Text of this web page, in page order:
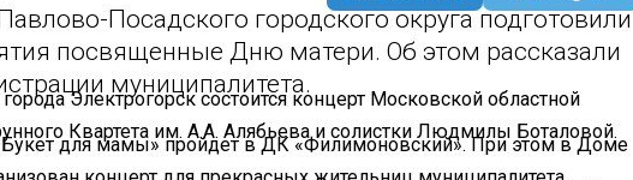
Посадского городского округа подготовили
посвященные Дню матери. Об этом рассказали
муниципалитета.
Электрогорск состоится концерт Московской областной
Квартета им. А.А. Алябьева и солистки Людмилы Боталовой.
для мамы» пройдет в ДК «Филимоновский». При этом в Доме